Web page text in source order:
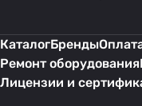
КаталогБренды
Ремонт оборудования
Лицензии и